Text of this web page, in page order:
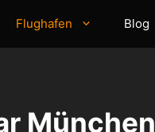
Flughafen Blog
München